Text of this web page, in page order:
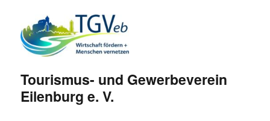
Tourismus- und Gewerbeverein
Eilenburg e. V.